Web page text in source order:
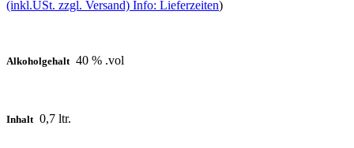
(inkl.USt. zzgl. Versand) Info: Lieferzeiten)
Alkoholgehalt 40 % .vol
Inhalt 0,7 ltr.